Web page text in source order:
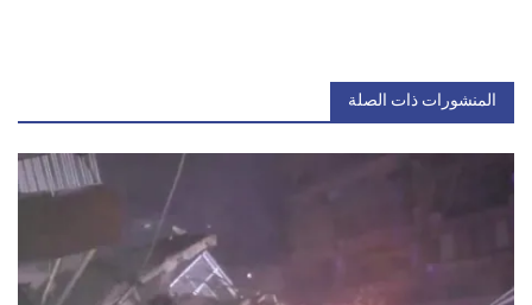
المنشورات ذات الصلة